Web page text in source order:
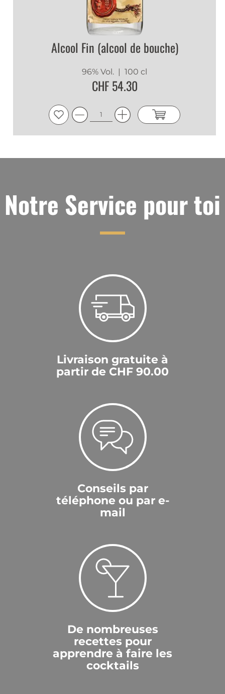
Alcool Fin (alcool de bouche)
96% Vol. | 100 cl
CHF 54.30
Notre Service pour toi
Livraison gratuite à
partir de CHF 90.00
Conseils par
téléphone ou par e-
mail
De nombreuses
recettes pour
apprendre à faire les
cocktails